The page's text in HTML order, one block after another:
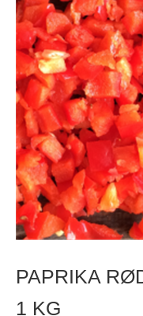
PAPRIKA
1 KG